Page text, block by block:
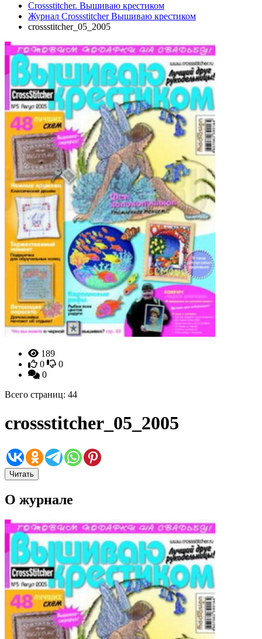
Crossstitcher. Вышиваю крестиком
Журнал Crossstitcher Вышиваю крестиком
crossstitcher_05_2005
189
0
0
0
Всего страниц: 44
crossstitcher_05_2005
Читать
О журнале